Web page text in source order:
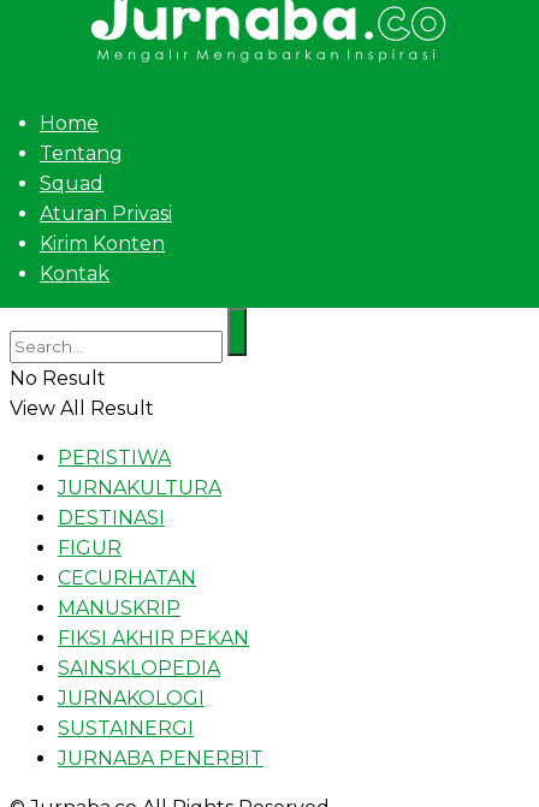
Home
Tentang
Squad
Aturan Privasi
Kirim Konten
Kontak
No Result
View All Result
PERISTIWA
JURNAKULTURA
DESTINASI
FIGUR
CECURHATAN
MANUSKRIP
FIKSI AKHIR PEKAN
SAINSKLOPEDIA
JURNAKOLOGI
SUSTAINERGI
JURNABA PENERBIT